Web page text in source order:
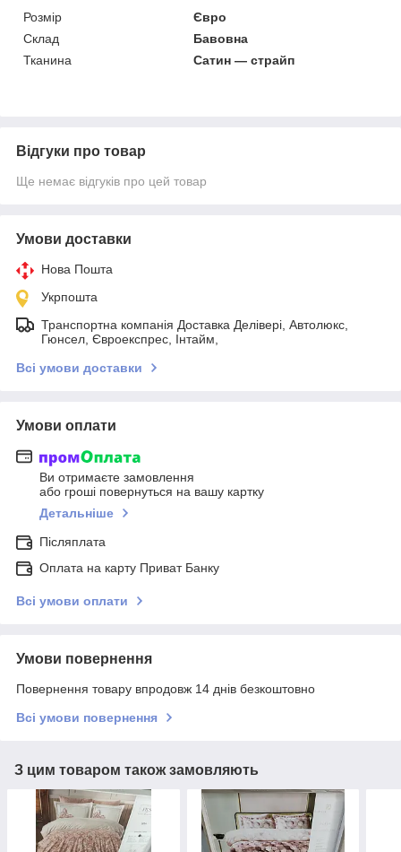
Розмір
Євро
Склад
Бавовна
Тканина
Сатин — страйп
Відгуки про товар
Ще немає відгуків про цей товар
Умови доставки
Нова Пошта
Укрпошта
Транспортна компанія Доставка Делівері, Автолюкс,
Гюнсел, Євроекспрес, Інтайм,
Всі умови доставки
Умови оплати
Ви отримаєте замовлення
або гроші повернуться на вашу картку
Детальніше
Післяплата
Оплата на карту Приват Банку
Всі умови оплати
Умови повернення
Повернення товару впродовж 14 днів безкоштовно
Всі умови повернення
З цим товаром також замовляють